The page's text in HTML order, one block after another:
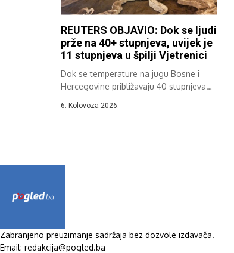
REUTERS OBJAVIO: Dok se ljudi
prže na 40+ stupnjeva, uvijek je
11 stupnjeva u špilji Vjetrenici
Dok se temperature na jugu Bosne i
Hercegovine približavaju 40 stupnjeva
6. Kolovoza 2026.
Zabranjeno preuzimanje sadržaja bez dozvole izdavača.
Email: redakcija@pogled.ba